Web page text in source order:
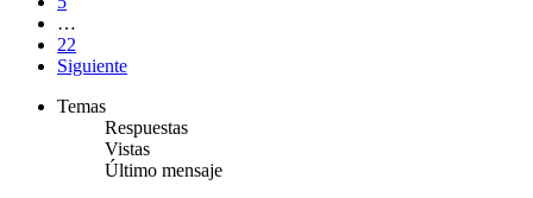
…
22
Siguiente
Temas
Respuestas
Vistas
Último mensaje